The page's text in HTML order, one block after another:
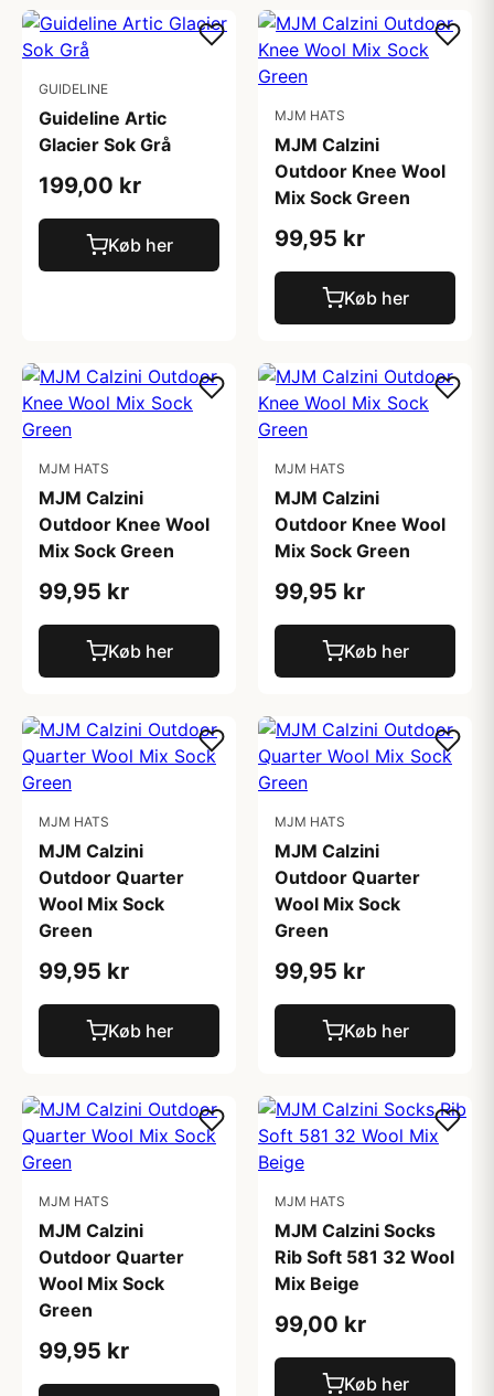
GUIDELINE
Guideline Artic
Glacier Sok Grå
199,00 kr
Køb her
MJM HATS
MJM Calzini
Outdoor Knee Wool
Mix Sock Green
99,95 kr
Køb her
MJM HATS
MJM Calzini
Outdoor Knee Wool
Mix Sock Green
99,95 kr
Køb her
MJM HATS
MJM Calzini
Outdoor Knee Wool
Mix Sock Green
99,95 kr
Køb her
MJM HATS
MJM Calzini
Outdoor Quarter
Wool Mix Sock
Green
99,95 kr
Køb her
MJM HATS
MJM Calzini
Outdoor Quarter
Wool Mix Sock
Green
99,95 kr
Køb her
MJM HATS
MJM Calzini
Outdoor Quarter
Wool Mix Sock
Green
99,95 kr
MJM HATS
MJM Calzini Socks
Rib Soft 581 32 Wool
Mix Beige
99,00 kr
Køb her